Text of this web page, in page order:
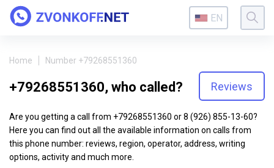
EN
Home Number +79268551360
+79268551360, who called? Reviews
Are you getting a call from +79268551360 or 8 (926) 855-13-60?
Here you can find out all the available information on calls from
this phone number: reviews, region, operator, address, writing
options, activity and much more.